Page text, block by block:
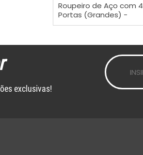
Roupeiro de Aço com 4
Portas (Grandes) -
GRP04
exclusivas!